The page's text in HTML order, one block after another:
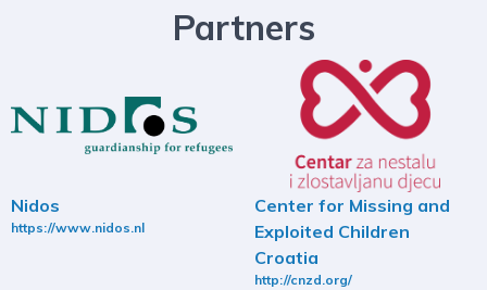
Partners
Nidos
https://www.nidos.nl
Center for Missing and
Exploited Children
Croatia
http://cnzd.org/